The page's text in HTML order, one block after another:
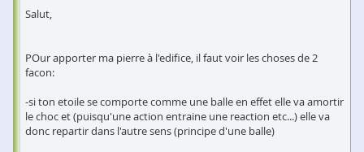
Salut,
POur apporter ma pierre à l'edifice, il faut voir les choses de 2
facon:
-si ton etoile se comporte comme une balle en effet elle va amortir
le choc et (puisqu'une action entraine une reaction etc...) elle va
donc repartir dans l'autre sens (principe d'une balle)